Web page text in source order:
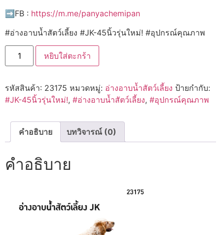
➡️FB : https://m.me/panyachemipan
#อ่างอาบน้ำสัตว์เลี้ยง #JK-45นิ้วรุ่นใหม่! #อุปกรณ์คุณภาพ
หยิบใส่ตะกร้า
รหัสสินค้า: 23175 หมวดหมู่: อ่างอาบน้ำสัตว์เลี้ยง ป้ายกำกับ:
#JK-45นิ้วรุ่นใหม่!, #อ่างอาบน้ำสัตว์เลี้ยง, #อุปกรณ์คุณภาพ
คำอธิบาย บทวิจารณ์ (0)
คำอธิบาย